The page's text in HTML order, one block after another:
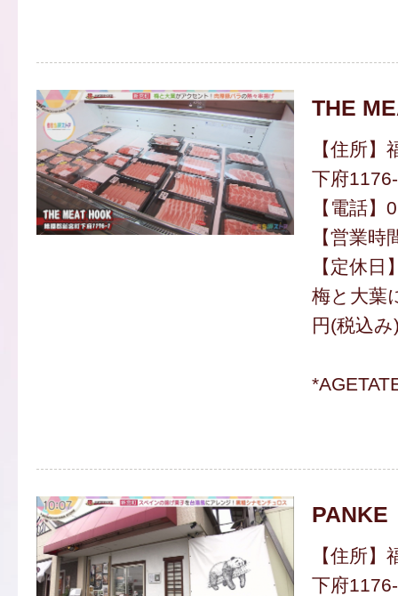
THE
【住所
下府
【電話
【営業
【定休日
梅と大葉
円(税込み
PANKE
【住所
下府